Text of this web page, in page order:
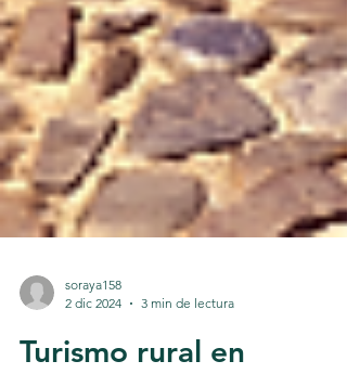
2 dic 2024
3 min de lectura